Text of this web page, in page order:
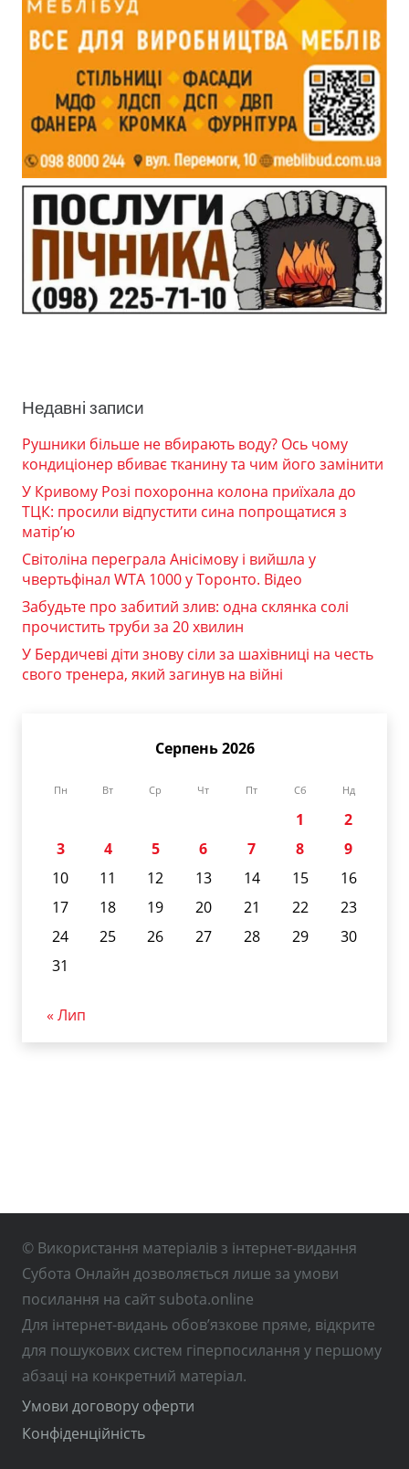
Недавні записи
Рушники більше не вбирають воду? Ось чому
кондиціонер вбиває тканину та чим його замінити
У Кривому Розі похоронна колона приїхала до
ТЦК: просили відпустити сина попрощатися з
матір’ю
Світоліна переграла Анісімову і вийшла у
чвертьфінал WTA 1000 у Торонто. Відео
Забудьте про забитий злив: одна склянка солі
прочистить труби за 20 хвилин
У Бердичеві діти знову сіли за шахівниці на честь
свого тренера, який загинув на війні
Серпень 2026
Пн Вт Ср Чт Пт Сб Нд
1
2
3
4 5 6 7 8
9
10
11 12 13 14 15
16
17
18 19 20 21 22
23
24
25 26 27 28 29
30
31
« Лип
© Використання матеріалів з інтернет-видання
Субота Онлайн дозволяється лише за умови
посилання на сайт subota.online
Для інтернет-видань обов’язкове пряме, відкрите
для пошукових систем гіперпосилання у першому
абзаці на конкретний матеріал.
Умови договору оферти
Конфіденційність